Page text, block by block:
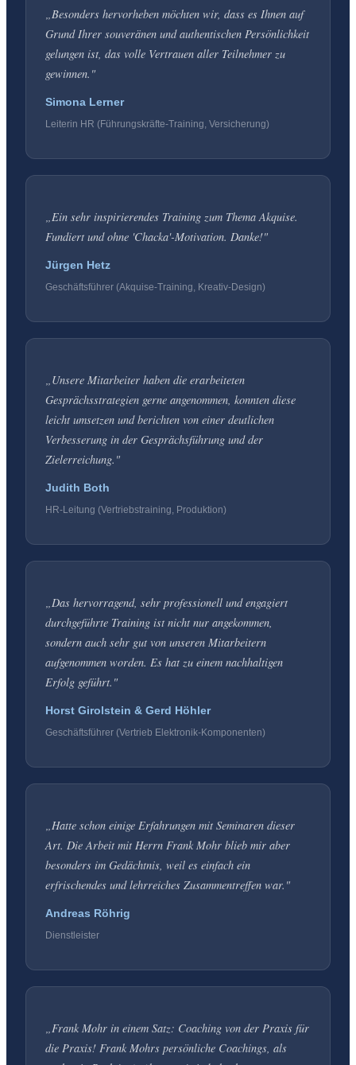
„Besonders hervorheben möchten wir, dass es Ihnen auf
Grund Ihrer souveränen und authentischen Persönlichkeit
gelungen ist, das volle Vertrauen aller Teilnehmer zu
gewinnen. "
Simona Lerner
Leiterin HR (Führungskräfte-Training, Versicherung)
„Ein sehr inspirierendes Training zum Thema Akquise.
Fundiert und ohne 'Chacka'-Motivation. Danke!"
Jürgen Hetz
Geschäftsführer (Akquise-Training, Kreativ-Design)
„Unsere Mitarbeiter haben die erarbeiteten
Gesprächsstrategien gerne angenommen, konnten diese
leicht umsetzen und berichten von einer deutlichen
Verbesserung in der Gesprächsführung und der
Zielerreichung. "
Judith Both
HR-Leitung (Vertriebstraining, Produktion)
„Das hervorragend, sehr professionell und engagiert
durchgeführte Training ist nicht nur angekommen,
sondern auch sehr gut von unseren Mitarbeitern
aufgenommen worden. Es hat zu einem nachhaltigen
Erfolg geführt. "
Horst Girolstein & Gerd Höhler
Geschäftsführer (Vertrieb Elektronik-Komponenten)
Hatte schon einige Erfahrungen mit Seminaren dieser
Art. Die Arbeit mit Herrn Frank Mohr blieb mir aber
besonders im Gedächtnis, weil es einfach ein
erfrischendes und lehrreiches Zusammentreffen war. "
Andreas Röhrig
Dienstleister
Frank Mohr in einem Satz: Coaching von der Praxis für
die Praxis! Frank Mohrs persönliche Coachings, als